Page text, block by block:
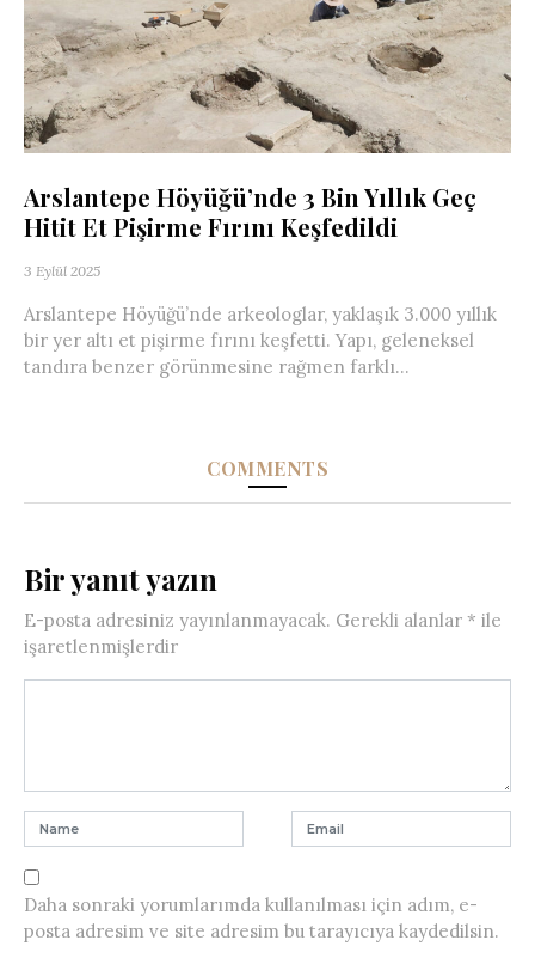
Arslantepe Höyüğü’nde 3 Bin Yıllık Geç
Hitit Et Pişirme Fırını Keşfedildi
3 Eylül 2025
Arslantepe Höyüğü’nde arkeologlar, yaklaşık 3.000 yıllık
bir yer altı et pişirme fırını keşfetti. Yapı, geleneksel
tandıra benzer görünmesine rağmen farklı...
COMMENTS
Bir yanıt yazın
E-posta adresiniz yayınlanmayacak. Gerekli alanlar * ile
işaretlenmişlerdir
Daha sonraki yorumlarımda kullanılması için adım, e-
posta adresim ve site adresim bu tarayıcıya kaydedilsin.